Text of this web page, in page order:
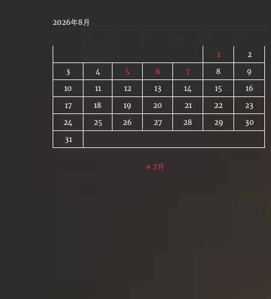
2026年8月
1
2
3
4 5 6 7 8
9
10
11 12 13 14 15
16
17
18 19 20 21 22
23
24
25 26 27 28 29
30
31
« 7月